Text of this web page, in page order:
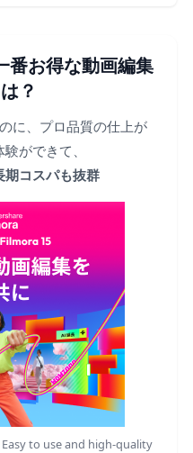
番お得な動画編集
？
に、プロ品質の仕上が
ができて、
期コスパも抜群
to use and high-quality